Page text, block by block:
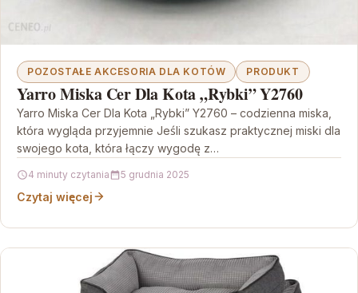
POZOSTAŁE AKCESORIA DLA KOTÓW PRODUKT
Yarro Miska Cer Dla Kota „Rybki” Y2760
Yarro Miska Cer Dla Kota „Rybki” Y2760 – codzienna miska,
która wygląda przyjemnie Jeśli szukasz praktycznej miski dla
swojego kota, która łączy wygodę z…
4 minuty czytania 5 grudnia 2025
Czytaj więcej